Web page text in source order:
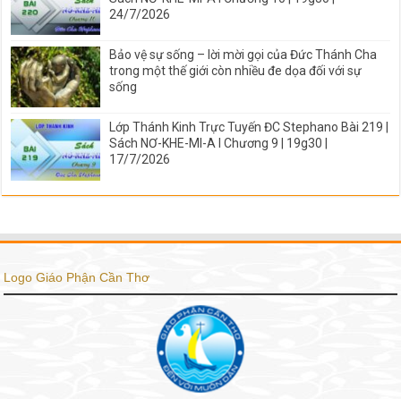
24/7/2026
Bảo vệ sự sống – lời mời gọi của Đức Thánh Cha
trong một thế giới còn nhiều đe dọa đối với sự
sống
Lớp Thánh Kinh Trực Tuyến ĐC Stephano Bài 219 |
Sách NƠ-KHE-MI-A I Chương 9 | 19g30 |
17/7/2026
Logo Giáo Phận Cần Thơ